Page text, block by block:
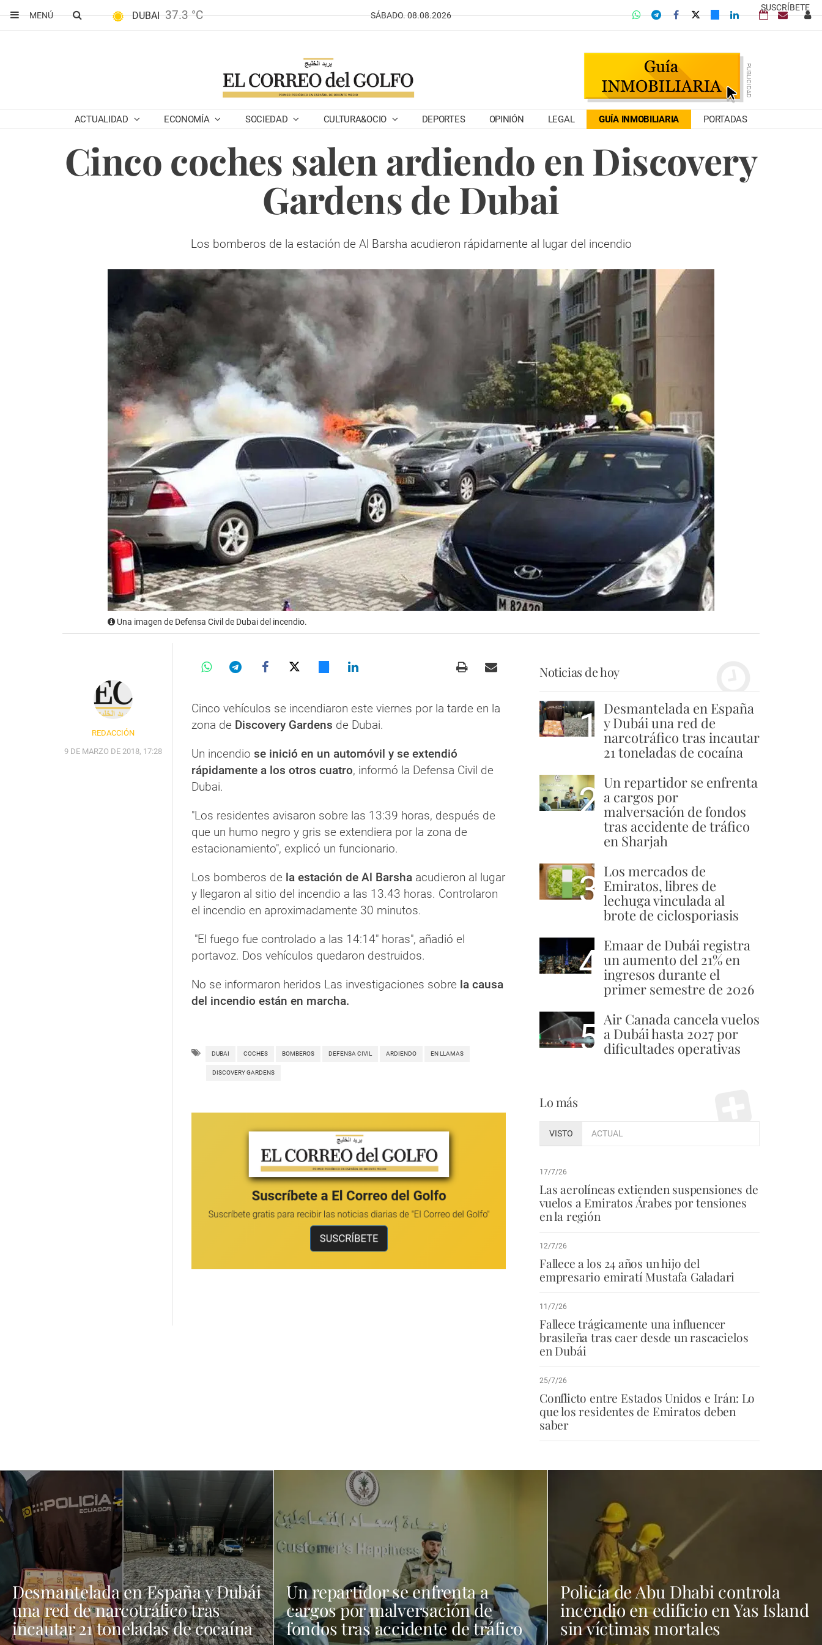
SUSCRÍBETE
MENÚ
DUBAI 37.3 °C SÁBADO. 08.08.2026
ACTUALIDAD ECONOMÍA SOCIEDAD CULTURA&OCIO DEPORTES OPINIÓN LEGAL GUÍA INMOBILIARIA PORTADAS
Cinco coches salen ardiendo en Discovery
Gardens de Dubai
Los bomberos de la estación de Al Barsha acudieron rápidamente al lugar del incendio
Una imagen de Defensa Civil de Dubai del incendio.
REDACCIÓN
9 DE MARZO DE 2018, 17:28
Cinco vehículos se incendiaron este viernes por la tarde en la
zona de Discovery Gardens de Dubai.
Un incendio se inició en un automóvil y se extendió
rápidamente a los otros cuatro, informó la Defensa Civil de
Dubai.
"Los residentes avisaron sobre las 13:39 horas, después de
que un humo negro y gris se extendiera por la zona de
estacionamiento", explicó un funcionario.
Los bomberos de la estación de Al Barsha acudieron al lugar
y llegaron al sitio del incendio a las 13.43 horas. Controlaron
el incendio en aproximadamente 30 minutos.
"El fuego fue controlado a las 14:14" horas", añadió el
portavoz. Dos vehículos quedaron destruidos.
No se informaron heridos Las investigaciones sobre la causa
del incendio están en marcha.
DUBAI COCHES BOMBEROS DEFENSA CIVIL ARDIENDO EN LLAMAS
DISCOVERY GARDENS
Noticias de hoy
1 Desmantelada en España
y Dubái una red de
narcotráfico tras incautar
21 toneladas de cocaína
2 Un repartidor se enfrenta
a cargos por
malversación de fondos
tras accidente de tráfico
en Sharjah
3 Los mercados de
Emiratos, libres de
lechuga vinculada al
brote de ciclosporiasis
4 Emaar de Dubái registra
un aumento del 21% en
ingresos durante el
primer semestre de 2026
5 Air Canada cancela vuelos
a Dubái hasta 2027 por
dificultades operativas
Lo más
VISTO ACTUAL
17/7/26
Las aerolíneas extienden suspensiones de
vuelos a Emiratos Árabes por tensiones
en la región
12/7/26
Fallece a los 24 años un hijo del
empresario emiratí Mustafa Galadari
11/7/26
Fallece trágicamente una influencer
brasileña tras caer desde un rascacielos
en Dubái
25/7/26
Conflicto entre Estados Unidos e Irán: Lo
que los residentes de Emiratos deben
saber
Desmantelada en España y Dubái
una red de narcotráfico tras
incautar 21 toneladas de cocaína
Un repartidor se enfrenta a
cargos por malversación de
fondos tras accidente de tráfico
Policía de Abu Dhabi controla
incendio en edificio en Yas Island
sin víctimas mortales